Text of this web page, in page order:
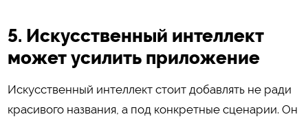
5. Искусственный интеллект
может усилить приложение
Искусственный интеллект стоит добавлять не ради
красивого названия, а под конкретные сценарии. Он